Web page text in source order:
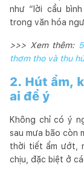
như “lời cầu
trong văn hóa
>>> Xem thêm:
thơm tho và thu
2. Hút ẩm,
ai để ý
Không chỉ có ý
sau mưa bão còn
thời tiết ẩm ướt,
chịu, đặc biệt ở